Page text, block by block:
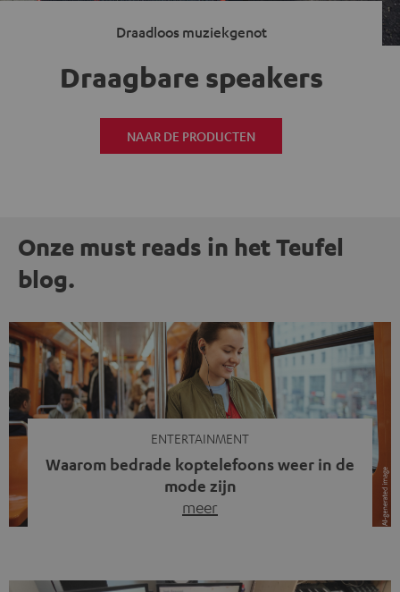
Draadloos muziekgenot
Draagbare speakers
NAAR DE PRODUCTEN
Onze must reads in het Teufel
blog.
ENTERTAINMENT
Waarom bedrade koptelefoons weer in de
mode zijn
meer